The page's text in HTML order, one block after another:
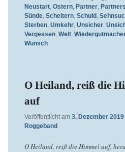
Neustart, Ostern, Partner,
Sünde, Scheitern, Schuld,
Sterben, Umkehr, Unsicher,
Vergessen, Welt,
Wunsch
O Heiland, reiß die
auf
Veröffentlicht am 3. Dezember 2019
Roggeband
O Heiland, reiß die Himmel auf,